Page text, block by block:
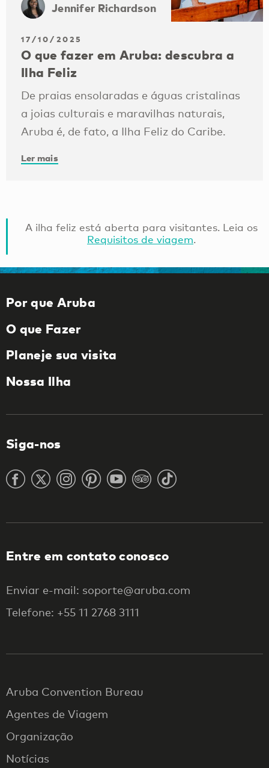
Jennifer Richardson
17/10/2025
O que fazer em Aruba: descubra a
Ilha Feliz
De praias ensolaradas e águas cristalinas
a joias culturais e maravilhas naturais,
Aruba é, de fato, a Ilha Feliz do Caribe.
Ler mais
A ilha feliz está aberta para visitantes. Leia os
Requisitos de viagem.
Por que Aruba
O que Fazer
Planeje sua visita
Nossa Ilha
Siga-nos
Entre em contato conosco
Enviar e-mail: soporte@aruba.com
Telefone: +55 11 2768 3111
Aruba Convention Bureau
Agentes de Viagem
Organização
Notícias